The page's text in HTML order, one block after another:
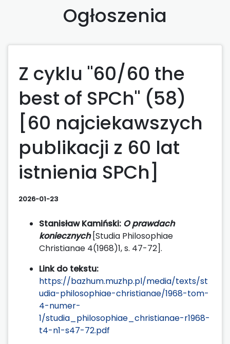
Ogłoszenia
Z cyklu "60/60 the
best of SPCh" (58)
[60 najciekawszych
publikacji z 60 lat
istnienia SPCh]
2026-01-23
Stanisław Kamiński: O prawdach
koniecznych[Studia Philosophiae
Christianae 4(1968)1, s. 47-72].
Link do tekstu:
https://bazhum.muzhp.pl/media/texts/st
udia-philosophiae-christianae/1968-tom-
4-numer-
1/studia_philosophiae_christianae-r1968-
t4-n1-s47-72.pdf